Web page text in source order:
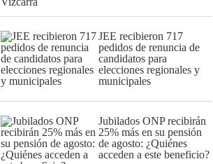
JEE recibieron 717
pedidos de renuncia de
candidatos para
elecciones regionales y
municipales
Jubilados ONP recibirán
25% más en su pensión
de agosto: ¿Quiénes
acceden a este beneficio?